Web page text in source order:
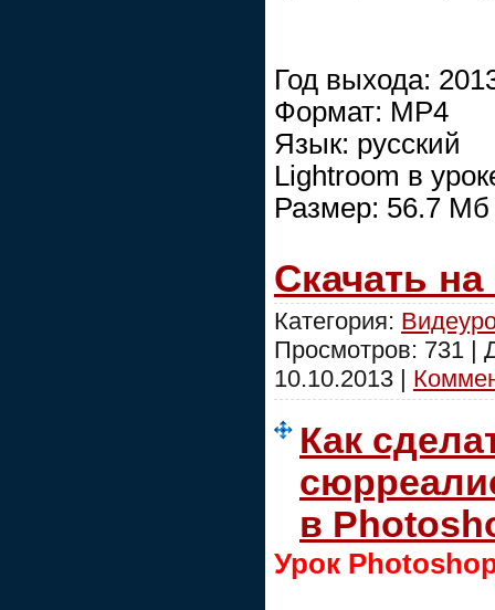
Год выхода:
Формат: МР4
Язык: русский
Lightroom в
Размер: 56.7 Мб
Скачать
Категория:
Просмотров: 731 |
10.10.2013 |
Как
в
Урок